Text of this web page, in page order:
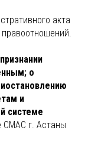
акта
о
и
системе
СМАС г. Астаны